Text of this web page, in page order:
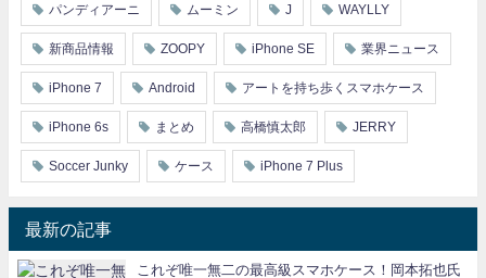
パンディアーニ ムーミン J WAYLLY
新商品情報 ZOOPY iPhone SE 業界ニュース
iPhone 7 Android アートを持ち歩くスマホケース
iPhone 6s まとめ 高橋慎太郎 JERRY
Soccer Junky ケース iPhone 7 Plus
最新の記事
これぞ唯一無二の最高級スマホケース！岡本拓也氏